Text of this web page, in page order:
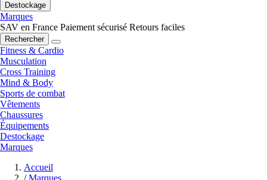
Destockage
Marques
SAV en France Paiement sécurisé Retours faciles
Rechercher
Fitness & Cardio
Musculation
Cross Training
Mind & Body
Sports de combat
Vêtements
Chaussures
Équipements
Destockage
Marques
Accueil